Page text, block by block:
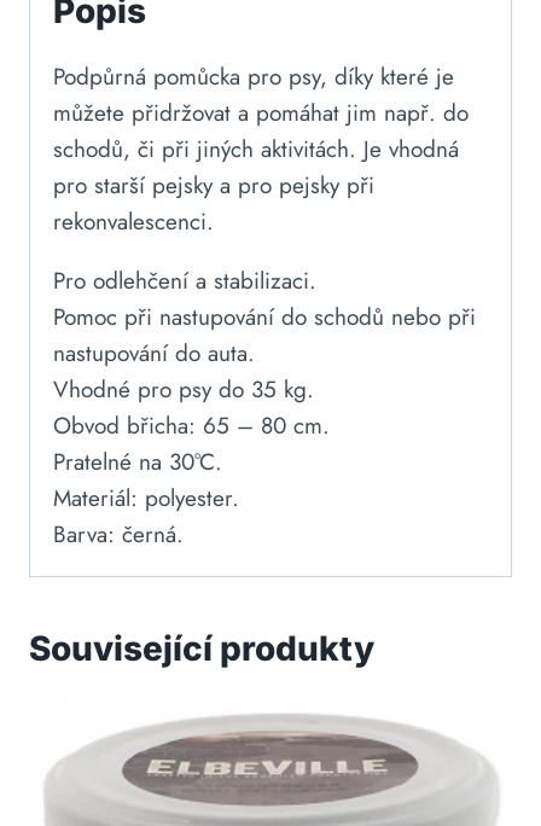
Popis
Podpůrná pomůcka pro psy, díky které je
můžete přidržovat a pomáhat jim např. do
schodů, či při jiných aktivitách. Je vhodná
pro starší pejsky a pro pejsky při
rekonvalescenci.
Pro odlehčení a stabilizaci.
Pomoc při nastupování do schodů nebo při
nastupování do auta.
Vhodné pro psy do 35 kg.
Obvod břicha: 65 – 80 cm.
Pratelné na 30°C.
Materiál: polyester.
Barva: černá.
Související produkty